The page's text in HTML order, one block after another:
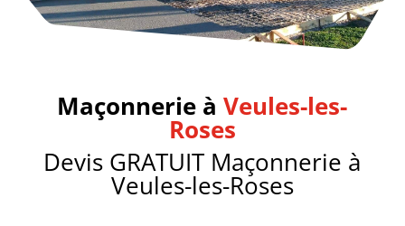
Veules-les-Roses, dalle béton Veules-les-Roses
Maçonnerie àVeules-les-
Roses
Devis GRATUIT Maçonnerie à
Veules-les-Roses